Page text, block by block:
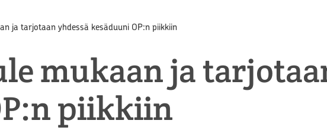
ja tarjotaan yhdessä kesäduuni OP:n piikkiin
mukaan ja
piikkiin